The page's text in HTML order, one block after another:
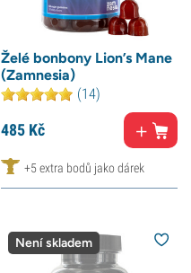
Želé bonbony Lion’s Mane
(Zamnesia)
(14)
485 Kč
+5 extra bodů jako dárek
Není skladem